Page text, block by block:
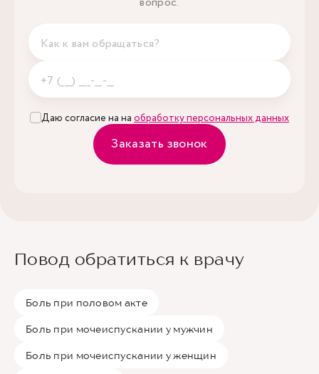
Даю согласие на на обработку персональных данных
Заказать звонок
Повод обратиться к врачу
Боль при половом акте
Боль при мочеиспускании у мужчин
Боль при мочеиспускании у женщин